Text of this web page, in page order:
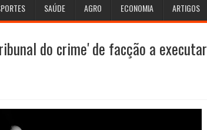
SAÚDE AGRO ECONOMIA ARTIGOS
do crime' de facção a executar